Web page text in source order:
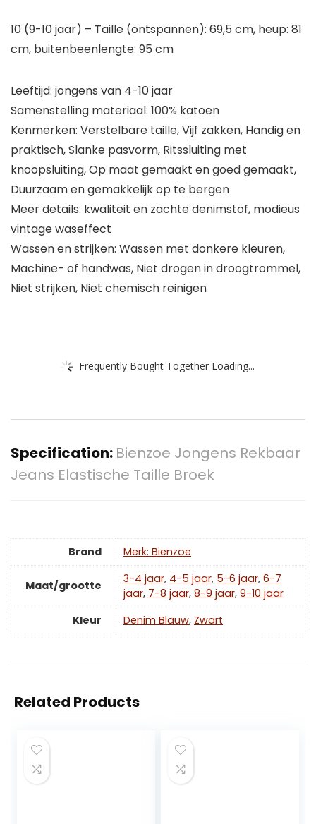
10 (9-10 jaar) – Taille (ontspannen): 69,5 cm, heup: 81
cm, buitenbeenlengte: 95 cm
Leeftijd: jongens van 4-10 jaar
Samenstelling materiaal: 100% katoen
Kenmerken: Verstelbare taille, Vijf zakken, Handig en
praktisch, Slanke pasvorm, Ritssluiting met
knoopsluiting, Op maat gemaakt en goed gemaakt,
Duurzaam en gemakkelijk op te bergen
Meer details: kwaliteit en zachte denimstof, modieus
vintage waseffect
Wassen en strijken: Wassen met donkere kleuren,
Machine- of handwas, Niet drogen in droogtrommel,
Niet strijken, Niet chemisch reinigen
Frequently Bought Together Loading...
Specification: Bienzoe Jongens Rekbaar
Jeans Elastische Taille Broek
Brand Merk: Bienzoe
Maat/grootte 3-4 jaar, 4-5 jaar, 5-6 jaar, 6-7
jaar, 7-8 jaar, 8-9 jaar, 9-10 jaar
Kleur
Denim Blauw, ‎Zwart
Related Products